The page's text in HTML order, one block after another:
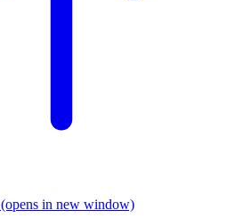
(opens in new window)